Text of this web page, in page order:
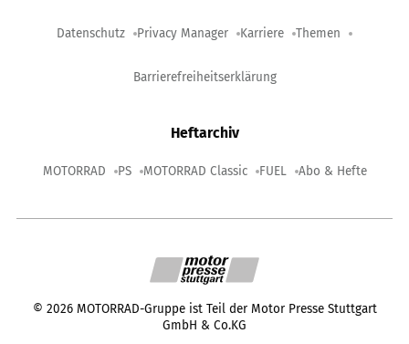
Datenschutz Privacy Manager Karriere Themen
Barrierefreiheitserklärung
Heftarchiv
MOTORRAD PS MOTORRAD Classic FUEL Abo & Hefte
© 2026 MOTORRAD-Gruppe ist Teil der Motor Presse Stuttgart
GmbH & Co.KG